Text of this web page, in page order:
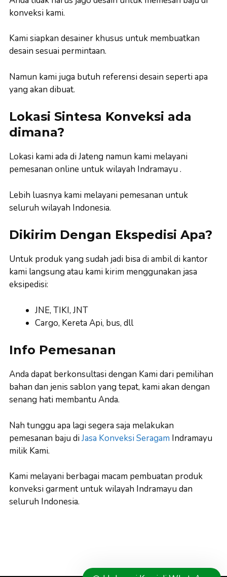
konveksi kami.
Kami siapkan desainer khusus untuk membuatkan
desain sesuai permintaan.
Namun kami juga butuh referensi desain seperti apa
yang akan dibuat.
Lokasi Sintesa Konveksi ada
dimana?
Lokasi kami ada di Jateng namun kami melayani
pemesanan online untuk wilayah Indramayu .
Lebih luasnya kami melayani pemesanan untuk
seluruh wilayah Indonesia.
Dikirim Dengan Ekspedisi Apa?
Untuk produk yang sudah jadi bisa di ambil di kantor
kami langsung atau kami kirim menggunakan jasa
eksipedisi:
JNE, TIKI, JNT
Cargo, Kereta Api, bus, dll
Info Pemesanan
Anda dapat berkonsultasi dengan Kami dari pemilihan
bahan dan jenis sablon yang tepat, kami akan dengan
senang hati membantu Anda.
Nah tunggu apa lagi segera saja melakukan
pemesanan baju diJasa Konveksi Seragam Indramayu
milik Kami.
Kami melayani berbagai macam pembuatan produk
konveksi garment untuk wilayah Indramayu dan
seluruh Indonesia.